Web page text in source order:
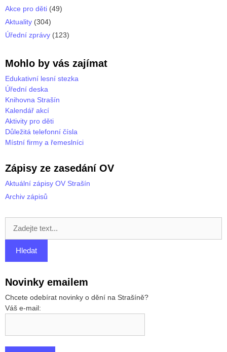
Akce pro děti (49)
Aktuality (304)
Úřední zprávy (123)
Mohlo by vás zajímat
Edukativní lesní stezka
Úřední deska
Knihovna Strašín
Kalendář akcí
Aktivity pro děti
Důležitá telefonní čísla
Místní firmy a řemeslníci
Zápisy ze zasedání OV
Aktuální zápisy OV Strašín
Archiv zápisů
Novinky emailem
Chcete odebírat novinky o dění na Strašíně?
Váš e-mail: